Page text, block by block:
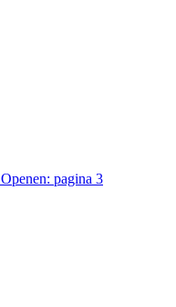
Openen: pagina 3